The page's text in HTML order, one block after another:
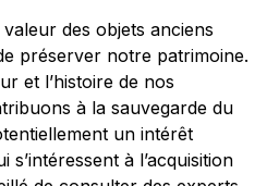
des objets anciens
préserver notre patrimoine.
et l’histoire de nos
à la sauvegarde du
un intérêt
à l’acquisition